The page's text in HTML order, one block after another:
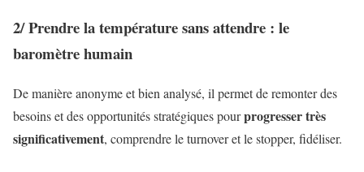
2/ Prendre la température sans attendre : le
baromètre humain
De manière anonyme et bien analysé, il permet de remonter des
besoins et des opportunités stratégiques pourprogresser très
significativement, comprendre le turnover et le stopper, fidéliser.